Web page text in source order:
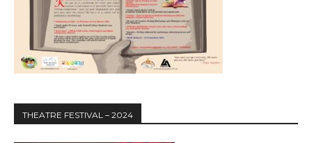
THEATRE FESTIVAL – 2024